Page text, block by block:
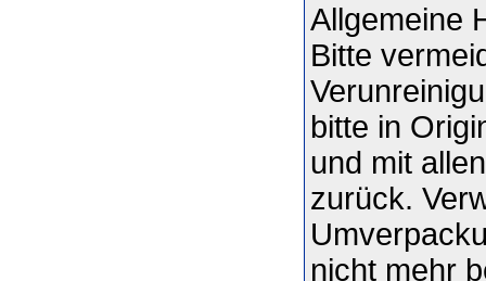
Allgemeine
Bitte
bitte in
und mit
zurück.
nicht mehr